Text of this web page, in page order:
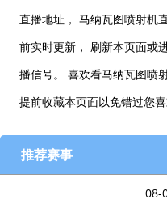
直播地址， 马纳瓦图喷射机
前实时更新， 刷新本页面或
播信号。 喜欢看马纳瓦图喷
提前收藏本页面以免错过您喜
推荐赛事
08-